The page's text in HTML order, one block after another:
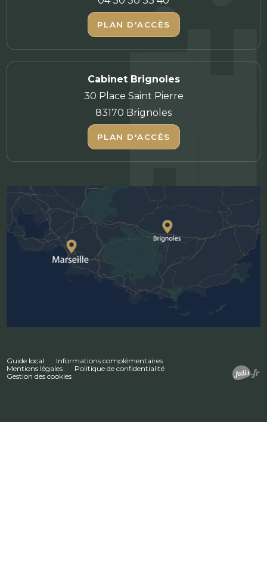
PLAN D'ACCÈS
Cabinet Brignoles
30 Place Saint Pierre
83170 Brignoles
PLAN D'ACCÈS
Guide local
Informations complémentaires
Mentions légales
Politique de confidentialité
Gestion des cookies